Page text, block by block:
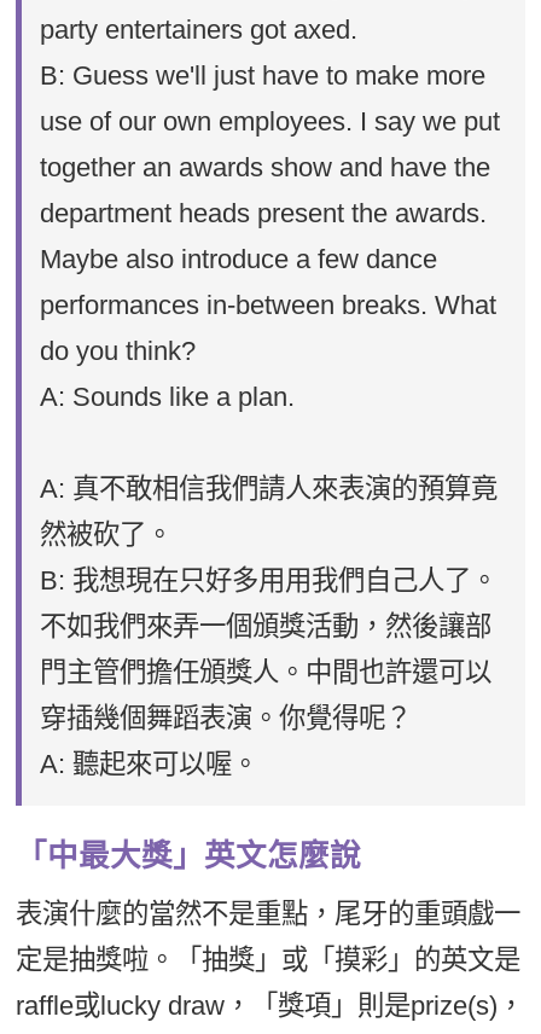
party entertainers got axed.
B: Guess we'll just have to make more
use of our own employees. I say we put
together an awards show and have the
department heads present the awards.
Maybe also introduce a few dance
performances in-between breaks. What
do you think?
A: Sounds like a plan.
A: 真不敢相信我們請人來表演的預算竟
然被砍了。
B: 我想現在只好多用用我們自己人了。
不如我們來弄一個頒獎活動，然後讓部
門主管們擔任頒獎人。中間也許還可以
穿插幾個舞蹈表演。你覺得呢？
A: 聽起來可以喔。
「中最大獎」英文怎麼說
表演什麼的當然不是重點，尾牙的重頭戲一
定是抽獎啦。「抽獎」或「摸彩」的英文是
raffle或lucky draw，「獎項」則是prize(s)，